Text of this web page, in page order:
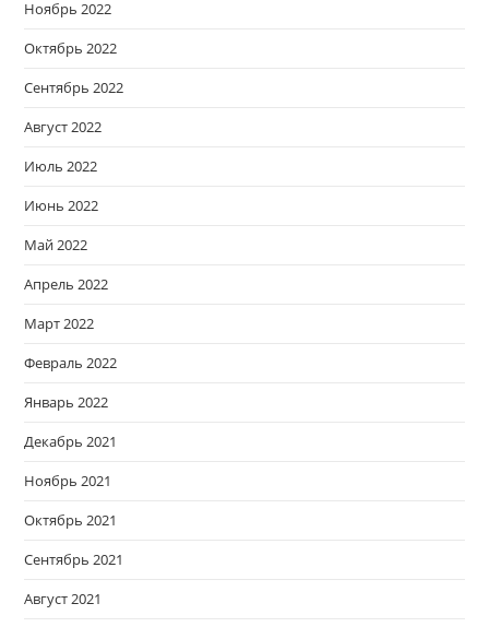
Ноябрь 2022
Октябрь 2022
Сентябрь 2022
Август 2022
Июль 2022
Июнь 2022
Май 2022
Апрель 2022
Март 2022
Февраль 2022
Январь 2022
Декабрь 2021
Ноябрь 2021
Октябрь 2021
Сентябрь 2021
Август 2021